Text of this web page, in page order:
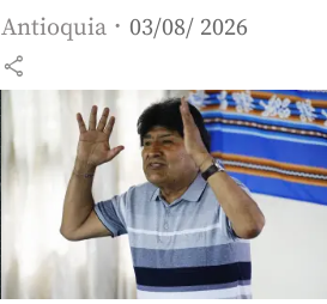
Antioquia 03/08/ 2026
share